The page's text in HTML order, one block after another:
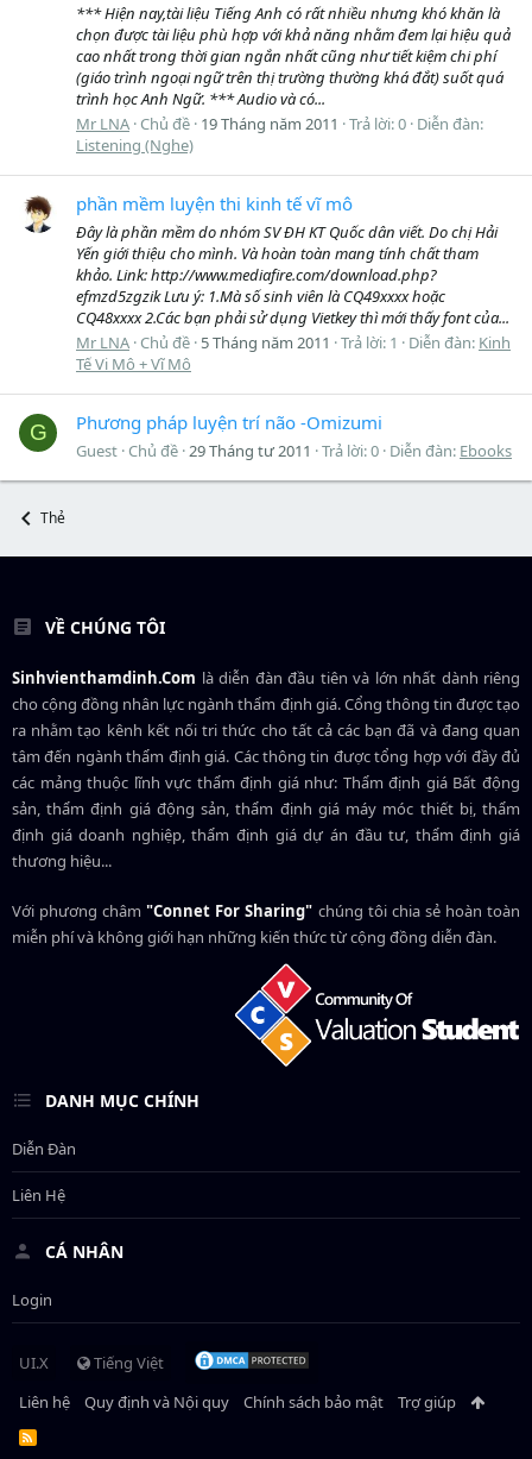
*** Hiện nay,tài liệu Tiếng Anh có rất nhiều nhưng khó khăn là
chọn được tài liệu phù hợp với khả năng nhằm đem lại hiệu quả
cao nhất trong thời gian ngắn nhất cũng như tiết kiệm chi phí
(giáo trình ngoại ngữ trên thị trường thường khá đắt) suốt quá
trình học Anh Ngữ. *** Audio và có...
Mr LNA Chủ đề 19 Tháng năm 2011 Trả lời: 0 Diễn đàn:
Listening (Nghe)
phần mềm luyện thi kinh tế vĩ mô
Đây là phần mềm do nhóm SV ĐH KT Quốc dân viết. Do chị Hải
Yến giới thiệu cho mình. Và hoàn toàn mang tính chất tham
khảo. Link: http://www.mediafire.com/download.php?
efmzd5zgzik Lưu ý: 1.Mà số sinh viên là CQ49xxxx hoặc
CQ48xxxx 2.Các bạn phải sử dụng Vietkey thì mới thấy font của...
Mr LNA Chủ đề 5 Tháng năm 2011 Trả lời: 1 Diễn đàn: Kinh
Tế Vi Mô + Vĩ Mô
G Phương pháp luyện trí não -Omizumi
Guest Chủ đề 29 Tháng tư 2011 Trả lời: 0 Diễn đàn: Ebooks
Thẻ
VỀ CHÚNG TÔI
Sinhvienthamdinh.Com là diễn đàn đầu tiên và lớn nhất dành riêng
cho cộng đồng nhân lực ngànhthẩm định giá. Cổng thông tin được tạo
ra nhằm tạo kênh kết nối tri thức cho tất cả các bạn đã và đang quan
tâm đến ngành thẩm định giá. Các thông tin được tổng hợp với đầy đủ
các mảng thuộc lĩnh vực thẩm định giá như: Thẩm định giá Bất động
sản, thẩm định giá động sản, thẩm định giá máy móc thiết bị, thẩm
định giá doanh nghiệp, thẩm định giá dự án đầu tư, thẩm định giá
thương hiệu...
Với phương châm"Connet For Sharing" chúng tôi chia sẻ hoàn toàn
miễn phí và không giới hạn những kiến thức từ cộng đồng diễn đàn.
DANH MỤC CHÍNH
Diễn Đàn
Liên Hệ
CÁ NHÂN
Login
UI.X
Tiếng Việt
Liên hệ
Quy định và Nội quy Chính sách bảo mật Trợ giúp
R